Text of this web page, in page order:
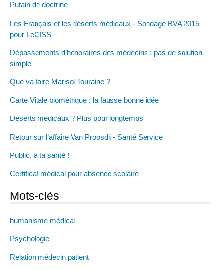
Putain de doctrine
Les Français et les déserts médicaux - Sondage BVA 2015
pour LeCISS
Dépassements d’honoraires des médecins : pas de solution
simple
Que va faire Marisol Touraine ?
Carte Vitale biométrique : la fausse bonne idée
Déserts médicaux ? Plus pour longtemps
Retour sur l’affaire Van Proosdij - Santé Service
Public, à ta santé !
Certificat médical pour absence scolaire
Mots-clés
humanisme médical
Psychologie
Relation médecin patient